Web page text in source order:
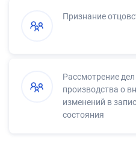
Признание
Рассмотрение
производства о
изменений в
состояния